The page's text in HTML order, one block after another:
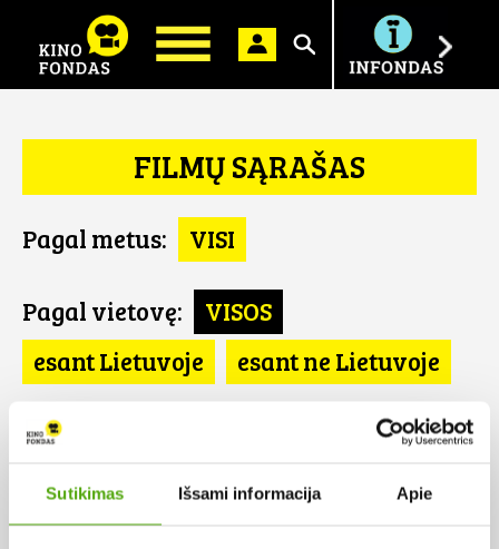
Sutikimas Išsami informacija Apie
Ieškoti
FILMŲ SĄRAŠAS
Pagal metus: VISI
Pagal vietovę:
VISOS
esant Lietuvoje
esant ne Lietuvoje
Pagal šalį:
Portugalija